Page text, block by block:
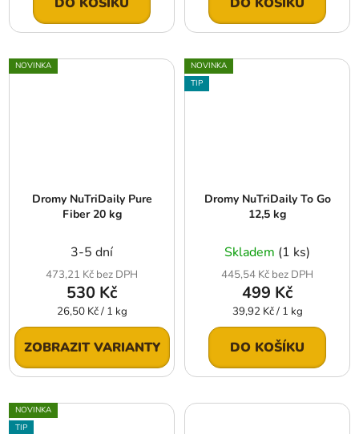
NOVINKA
Dromy NuTriDaily Pure
Fiber 20 kg
3-5 dní
473,21 Kč bez DPH
530 Kč
Měrná
cena:
26,50 Kč / 1 kg
ZOBRAZIT VARIANTY
NOVINKA
TIP
Dromy NuTriDaily To Go
12,5 kg
Skladem (1 ks)
445,54 Kč bez DPH
499 Kč
Měrná
cena:
39,92 Kč / 1 kg
DO KOŠÍKU
NOVINKA
TIP